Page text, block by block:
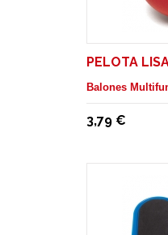
PELOTA
Balones
3,79 €